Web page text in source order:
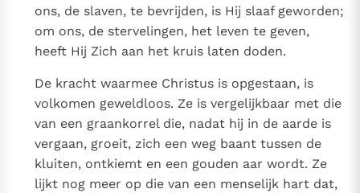
ons, de slaven, te bevrijden, is Hij slaaf geworden;
om ons, de stervelingen, het leven te geven,
heeft Hij Zich aan het kruis laten doden.
De kracht waarmee Christus is opgestaan, is
volkomen geweldloos. Ze is vergelijkbaar met die
van een graankorrel die, nadat hij in de aarde is
vergaan, groeit, zich een weg baant tussen de
kluiten, ontkiemt en een gouden aar wordt. Ze
lijkt nog meer op die van een menselijk hart dat,